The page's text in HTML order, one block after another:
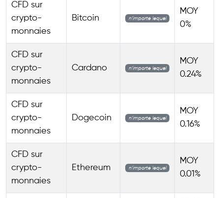
CFD sur
crypto-
monnaies
Bitcoin n’importe lequel
MOY
0%
CFD sur
crypto-
monnaies
Cardano n’importe lequel
MOY
0.24%
CFD sur
crypto-
monnaies
Dogecoin n’importe lequel
MOY
0.16%
CFD sur
crypto-
monnaies
Ethereum n’importe lequel
MOY
0.01%